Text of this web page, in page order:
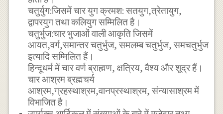
चतुर्युग:जिसमें चार युग क्रमश: सतयुग,त्रेतायुग,
द्वापरयुग तथा कलियुग सम्मिलित है।
चतुर्भुज:चार भुजाओं वाली आकृति जिसमें
आयत,वर्ग,समान्तर चतुर्भुज, समलम्ब चतुर्भुज, समचतुर्भुज
इत्यादि सम्मिलित हैं।
हिन्दूधर्म में चार वर्ण ब्राह्मण, क्षत्रिय, वैश्य और शूद्र हैं।
चार आश्रम ब्रह्मचर्य
आश्रम,ग्रहस्थाश्रम,वानप्रस्थाश्रम, संन्यासाश्रम में
विभाजित है।